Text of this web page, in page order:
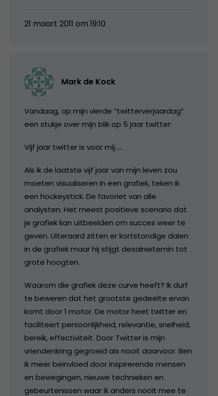
21 maart 2011 om 19:10
Mark de Kock
Vandaag, op mijn vierde “twitterverjaardag”
een stukje over mijn blik op 5 jaar twitter:
Vijf jaar twitter is voor mij…..
Als ik de laatste vijf jaar van mijn leven zou
moeten visualiseren in een grafiek, teken ik
een hockeystick. De favoriet van alle
analysten. Het meest positieve scenario dat
je grafiek kan uitbeelden om succes weer te
geven. Uiteraard zitten er kortstondige dalen
in de grafiek maar hij stijgt desalnietemin tot
grote hoogten.
Waarom die grafiek deze curve heeft? Ik durf
te beweren dat het grootste gedeelte ervan
komt door 1 motor. De motor heet twitter en
faciliteert persoonlijkheid, relevantie, snelheid,
bereik, effectiviteit. Door Twitter is mijn
vriendenkring gegroeid als nooit daarvoor. Ben
ik meer beinvloed door inspirerende mensen
en bewegingen, nieuwe technieken en
gebeurtenissen waar ik anders nooit mee te